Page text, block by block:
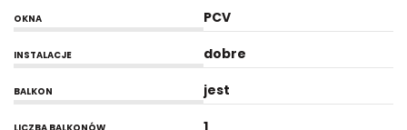
OKNA PCV
INSTALACJE dobre
BALKON jest
LICZBA BALKONÓW 1